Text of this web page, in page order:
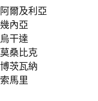
阿爾及利亞
幾內亞
烏干達
莫桑比克
博茨瓦納
索馬里